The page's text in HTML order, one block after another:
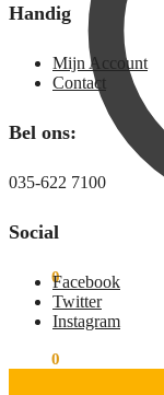
0,00 0
Handig
Mijn Account
Contact
Bel ons:
035-622 7100
Social
Facebook
Twitter
Instagram
0